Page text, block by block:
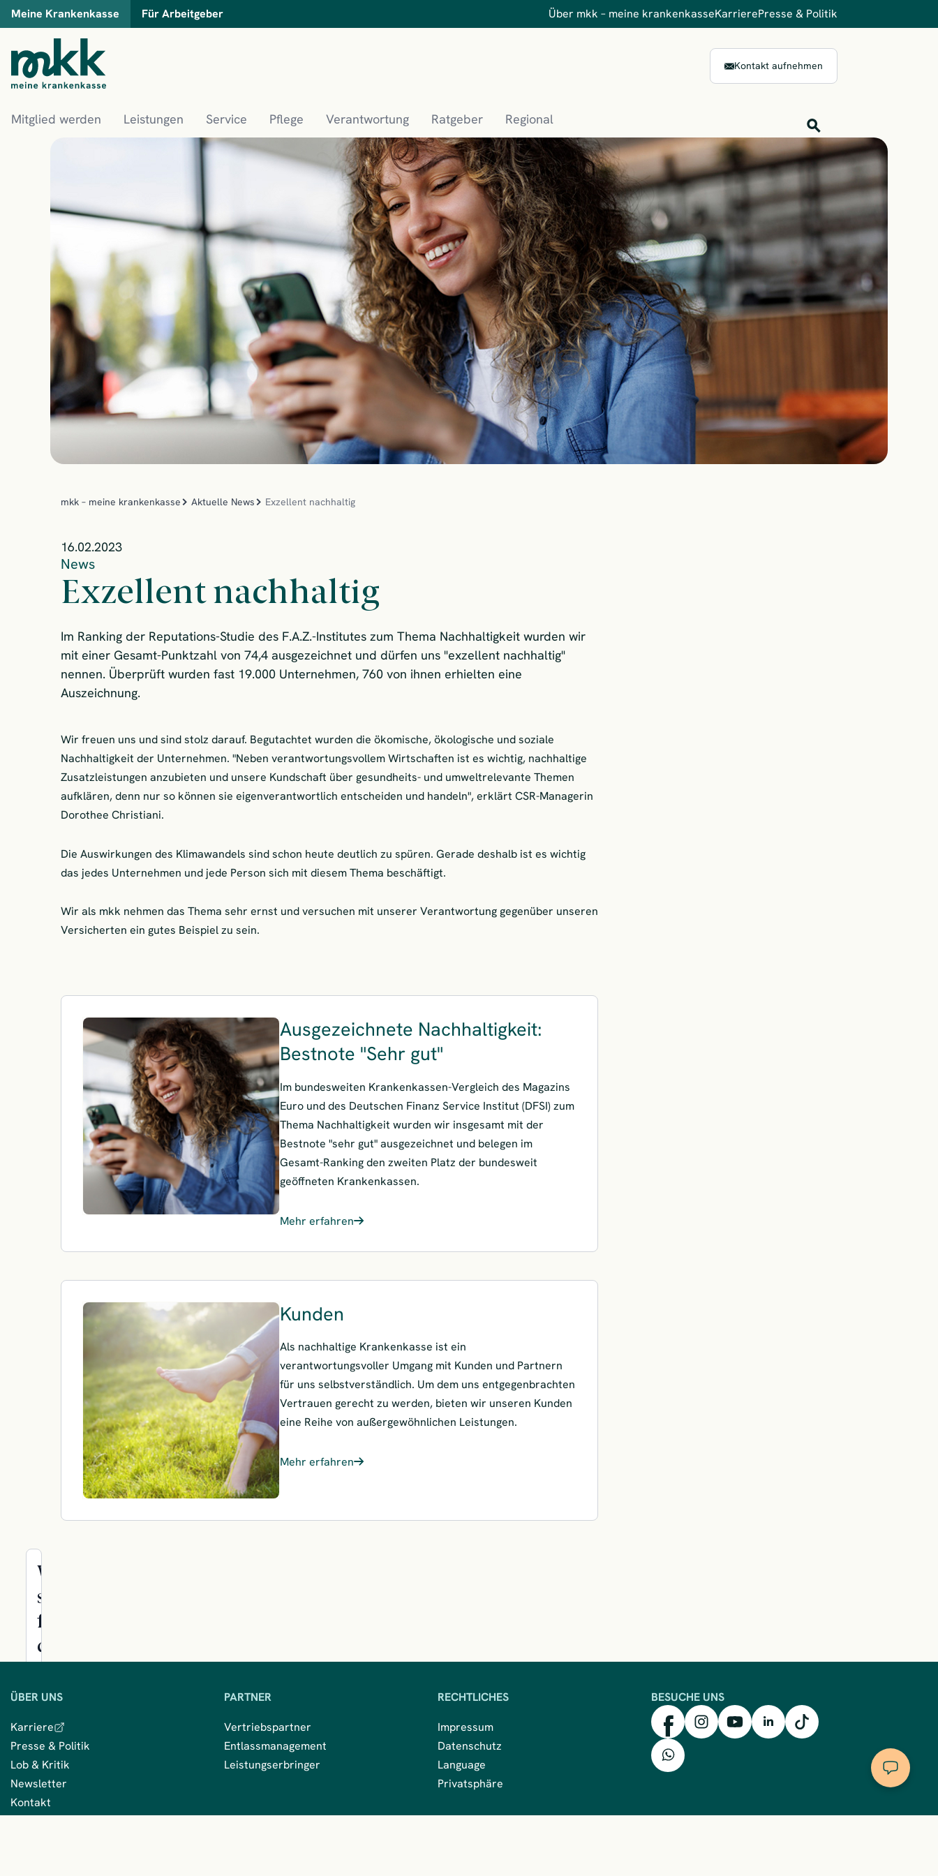
Meine Krankenkasse Für Arbeitgeber Über mkk – meine krankenkasseKarrierePresse & Politik
Kontakt aufnehmen
Finden
Mitglied werden Leistungen Service Pflege Verantwortung Ratgeber Regional
mkk – meine krankenkasse Aktuelle News Exzellent nachhaltig
16.02.2023
News
Exzellent nachhaltig
Im Ranking der Reputations-Studie des F.A.Z.-Institutes zum Thema Nachhaltigkeit wurden wir
mit einer Gesamt-Punktzahl von 74,4 ausgezeichnet und dürfen uns "exzellent nachhaltig"
nennen. Überprüft wurden fast 19.000 Unternehmen, 760 von ihnen erhielten eine
Auszeichnung.
Wir freuen uns und sind stolz darauf. Begutachtet wurden die ökomische, ökologische und soziale
Nachhaltigkeit der Unternehmen. "Neben verantwortungsvollem Wirtschaften ist es wichtig, nachhaltige
Zusatzleistungen anzubieten und unsere Kundschaft über gesundheits- und umweltrelevante Themen
aufklären, denn nur so können sie eigenverantwortlich entscheiden und handeln", erklärt CSR-Managerin
Dorothee Christiani.
Die Auswirkungen des Klimawandels sind schon heute deutlich zu spüren. Gerade deshalb ist es wichtig
das jedes Unternehmen und jede Person sich mit diesem Thema beschäftigt.
Wir als mkk nehmen das Thema sehr ernst und versuchen mit unserer Verantwortung gegenüber unseren
Versicherten ein gutes Beispiel zu sein.
Ausgezeichnete Nachhaltigkeit:
Bestnote "Sehr gut"
Im bundesweiten Krankenkassen-Vergleich des Magazins
Euro und des Deutschen Finanz Service Institut (DFSI) zum
Thema Nachhaltigkeit wurden wir insgesamt mit der
Bestnote "sehr gut" ausgezeichnet und belegen im
Gesamt-Ranking den zweiten Platz der bundesweit
geöffneten Krankenkassen.
Mehr erfahren
– Ausgezeichnete Nachhaltigkeit: Bestnote "Sehr gut"
Kunden
Als nachhaltige Krankenkasse ist ein
verantwortungsvoller Umgang mit Kunden und Partnern
für uns selbstverständlich. Um dem uns entgegenbrachten
Vertrauen gerecht zu werden, bieten wir unseren Kunden
eine Reihe von außergewöhnlichen Leistungen.
Mehr erfahren
– Kunden
Wir
sind
für
dich
da
Kontakt
aufnehmen
mkk
App
Newsletter
abonnieren
BESUCHE UNS
mkk auf Facebook
mkk auf Instagram
mkk auf YouTube
mkk auf LinkedIn
mkk auf TikTok
mkk auf WhatsApp
ÜBER UNS
Karriere
Presse & Politik
Lob & Kritik
Newsletter
Kontakt
PARTNER
Vertriebspartner
Entlassmanagement
Leistungserbringer
RECHTLICHES
Impressum
Datenschutz
Language
Privatsphäre